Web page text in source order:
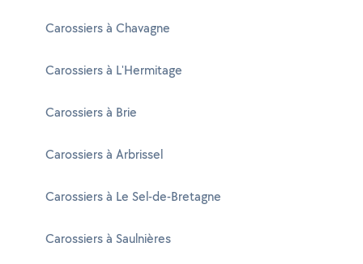
Carossiers à Chavagne
Carossiers à L'Hermitage
Carossiers à Brie
Carossiers à Arbrissel
Carossiers à Le Sel-de-Bretagne
Carossiers à Saulnières